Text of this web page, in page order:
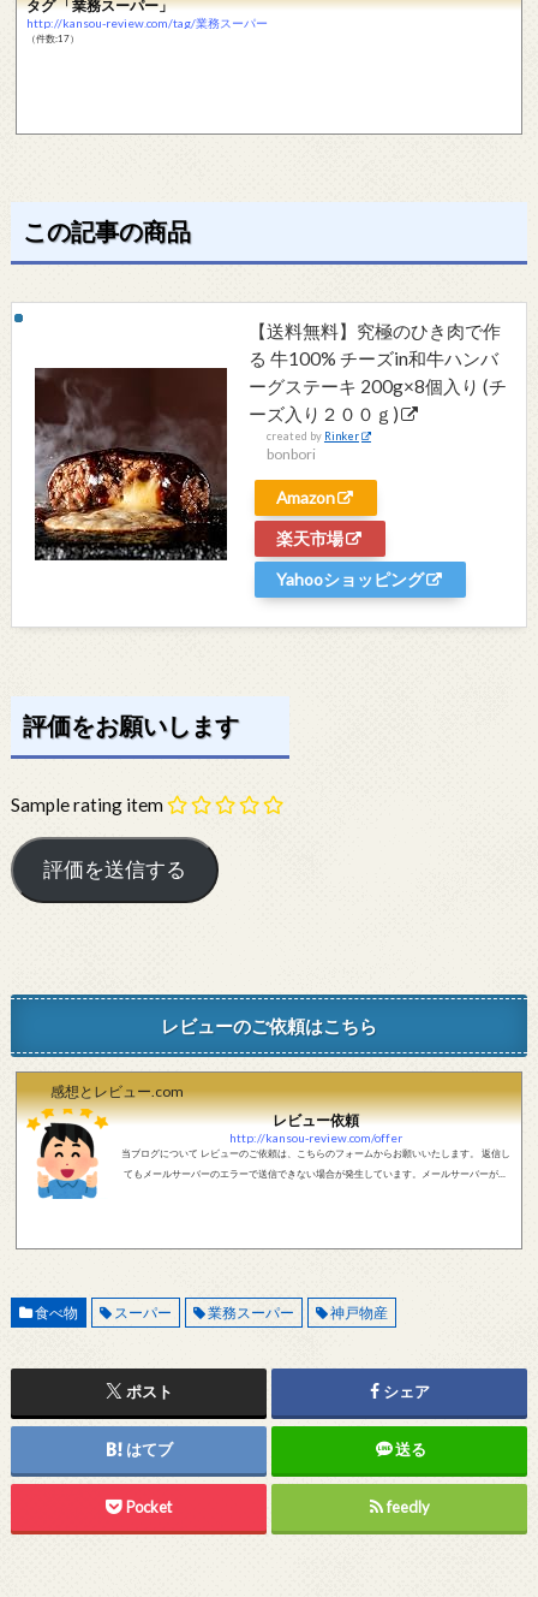
タグ 「業務スーパー」
http://kansou-review.com/tag/業務スーパー
（件数:17）
この記事の商品
【送料無料】究極のひき肉で作
る 牛100% チーズin和牛ハンバ
ーグステーキ 200g×8個入り (チ
ーズ入り２００ｇ)
created by Rinker
bonbori
Amazon
楽天市場
Yahooショッピング
評価をお願いします
Sample rating item
レビューのご依頼はこちら
感想とレビュー.com
レビュー依頼
http://kansou-review.com/offer
当ブログについて レビューのご依頼は、こちらのフォームからお願いいたします。 返信し
てもメールサーバーのエラーで送信できない場合が発生しています。メールサーバーが正
食べ物 スーパー 業務スーパー 神戸物産
ポスト シェア
はてブ 送る
Pocket feedly